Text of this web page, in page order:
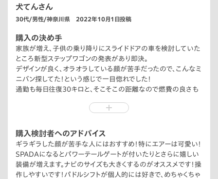
犬てんさん
30代/男性/神奈川県 2022年10月1日投稿
購入の決め手
家族が増え、子供の乗り降りにスライドドアの車を検討していた
ところ新型ステップワゴンの発表があり即決。
デザインが良く、オラオラしている顔が苦手だったので、こんなミ
ニバン探してた！という感じで一目惚れでした！
通勤も毎日往復30キロと、そこそこの距離なので燃費の良さも
車幅は広くなり安定性も増してます。車酔いしにくい構造も考え
嬉しく思います！
購入検討者へのアドバイス
ギラギラした顔が苦手な人にはおすすめ！特にエアーは可愛い！
SPADAになるとパワーテールゲートが付いたりとさらに嬉しい
装備が増えます。ナビのサイズも大きくするのがオススメです！操
作しやすいです！パドルシフトが個人的には好きで、めちゃくちゃ